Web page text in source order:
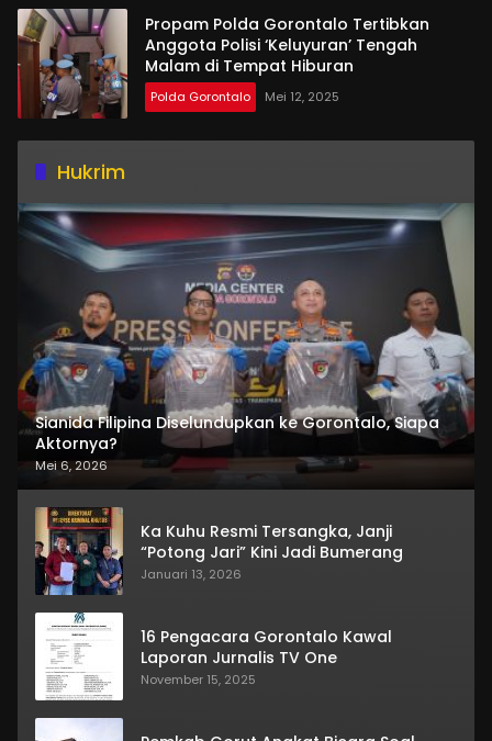
Propam Polda Gorontalo Tertibkan
Anggota Polisi ‘Keluyuran’ Tengah
Malam di Tempat Hiburan
Polda Gorontalo Mei 12, 2025
Hukrim
Sianida Filipina Diselundupkan ke Gorontalo, Siapa
Aktornya?
Mei 6, 2026
Ka Kuhu Resmi Tersangka, Janji
“Potong Jari” Kini Jadi Bumerang
Januari 13, 2026
16 Pengacara Gorontalo Kawal
Laporan Jurnalis TV One
November 15, 2025